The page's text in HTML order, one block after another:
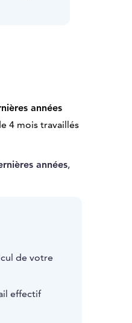
années
4 mois travaillés
années,
de votre
effectif